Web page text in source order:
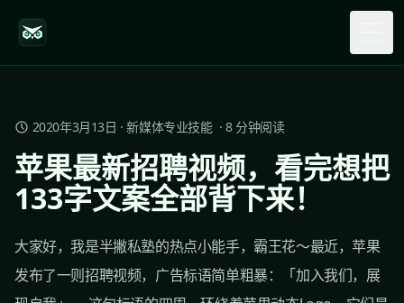
2020年3月13日 ·新媒体专业技能·8分钟阅读
苹果最新招聘视频，看完想把
133字文案全部背下来！
大家好，我是半撇私塾的热点小能手，霸王花～最近，苹果
发布了一则招聘视频，广告标语简单粗暴：「加入我们，展